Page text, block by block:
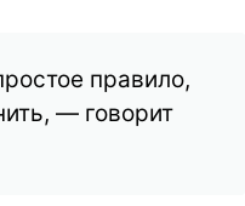
правило,
— говорит